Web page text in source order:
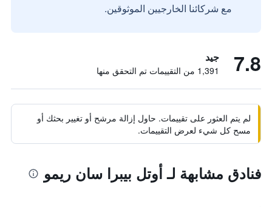
مع شركائنا الخارجيين الموثوقين.
7.8 جيد
1,391 من التقييمات تم التحقق منها
لم يتم العثور على تقييمات. حاول إزالة مرشح أو تغيير بحثك أو
مسح كل شيء لعرض التقييمات.
فنادق مشابهة لـ أوتل بيبرا سان ريمو